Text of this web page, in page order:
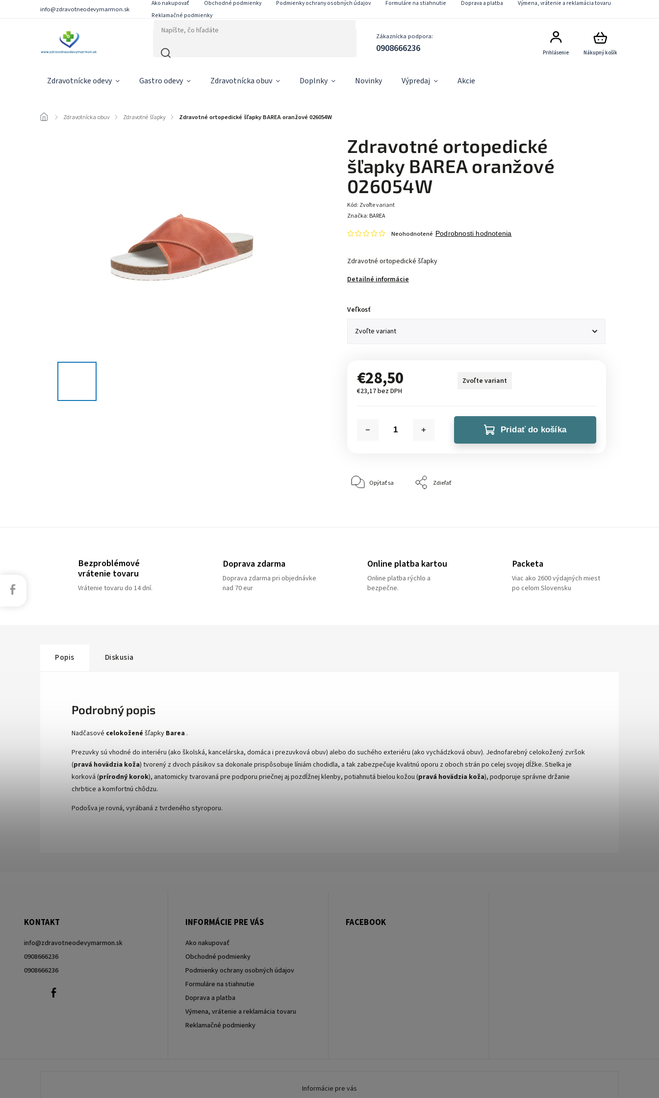
info@zdravotneodevymarmon.sk
Ako nakupovať Obchodné podmienky Podmienky ochrany osobných údajov Formuláre na stiahnutie Doprava a platba
Výmena, vrátenie a reklamácia tovaru
Reklamačné podmienky
Zákaznícka podpora:
0908666236 Nákupný košík
Prihlásenie
Zdravotnícke odevy Gastro odevy Zdravotnícka obuv Doplnky Novinky Výpredaj Akcie
/ Zdravotnícka obuv / Zdravotné šľapky / Zdravotné ortopedické šľapky BAREA oranžové 026054W
Zdravotné ortopedické
šľapky BAREA oranžové
026054W
Kód: Zvoľte variant
Neohodnotené Podrobnosti hodnotenia
Zdravotné ortopedické šľapky
Detailné informácie
Značka: BAREA
Veľkosť
€28,50
€23,17 bez DPH
Zvoľte variant
Pridať do košíka
Opýtať sa Zdieľať
Bezproblémové
vrátenie tovaru
Vrátenie tovaru do 14 dní.
Doprava zdarma
Doprava zdarma pri objednávke
nad 70 eur
Online platba kartou
Online platba rýchlo a
bezpečne.
Packeta
Viac ako 2600 výdajných miest
po celom Slovensku
Popis Diskusia
Podrobný popis
Nadčasové celokožené šľapky Barea .
Prezuvky sú vhodné do interiéru (ako školská, kancelárska, domáca i prezuvková obuv) alebo do suchého exteriéru (ako vychádzková obuv). Jednofarebný celokožený zvršok
(pravá hovädzia koža) tvorený z dvoch pásikov sa dokonale prispôsobuje líniám chodidla, a tak zabezpečuje kvalitnú oporu z oboch strán po celej svojej dĺžke. Stielka je
korková (prírodný korok), anatomicky tvarovaná pre podporu priečnej aj pozdĺžnej klenby, potiahnutá bielou kožou (pravá hovädzia koža), podporuje správne držanie
chrbtice a komfortnú chôdzu.
Podošva je rovná, vyrábaná z tvrdeného styroporu.
KONTAKT
info@zdravotneodevymarmon.sk
0908666236
0908666236
0908666236
INFORMÁCIE PRE VÁS
Ako nakupovať
Obchodné podmienky
Podmienky ochrany osobných údajov
Formuláre na stiahnutie
Doprava a platba
Výmena, vrátenie a reklamácia tovaru
Reklamačné podmienky
FACEBOOK
Informácie pre vás